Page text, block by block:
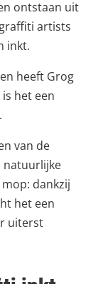
ontstaan uit
artists
inkt.
heeft Grog
het een
van de
natuurlijke
dankzij
het een
uiterst